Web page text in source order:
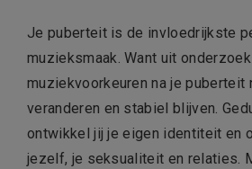
Je puberteit is de invloedrijkste
muzieksmaak. Want uit
muziekvoorkeuren na je puberteit
veranderen en stabiel blijven.
ontwikkel jij je eigen identiteit en
jezelf, je seksualiteit en relaties.